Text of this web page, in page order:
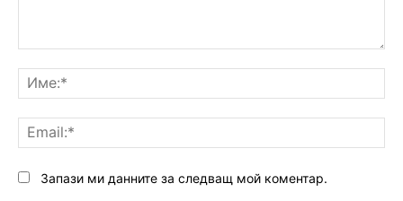
Запази ми данните за следващ мой коментар.